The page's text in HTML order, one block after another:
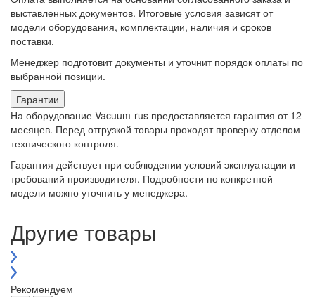
выставленных документов. Итоговые условия зависят от
модели оборудования, комплектации, наличия и сроков
поставки.
Менеджер подготовит документы и уточнит порядок оплаты по
выбранной позиции.
Гарантии
На оборудование Vacuum-rus предоставляется гарантия от 12
месяцев. Перед отгрузкой товары проходят проверку отделом
технического контроля.
Гарантия действует при соблюдении условий эксплуатации и
требований производителя. Подробности по конкретной
модели можно уточнить у менеджера.
Другие товары
Рекомендуем